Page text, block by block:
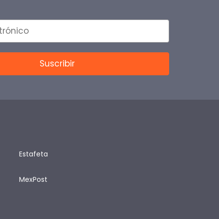
Estafeta
MexPost